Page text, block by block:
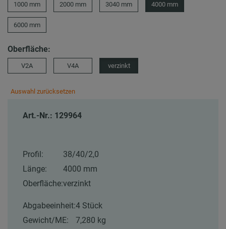
1000 mm 2000 mm 3040 mm 4000 mm
6000 mm
Oberfläche:
V2A V4A verzinkt
Auswahl zurücksetzen
Art.-Nr.: 129964
Profil:
38/40/2,0
Länge:
4000 mm
Oberfläche:verzinkt
Abgabeeinheit:4 Stück
Gewicht/ME:
7,280 kg